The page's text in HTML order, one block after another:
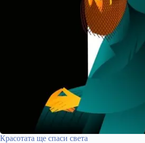
Красотата ще спаси света